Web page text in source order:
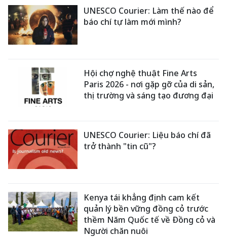
UNESCO Courier: Làm thế nào để
báo chí tự làm mới mình?
Hội chợ nghệ thuật Fine Arts
Paris 2026 - nơi gặp gỡ của di sản,
thị trường và sáng tạo đương đại
UNESCO Courier: Liệu báo chí đã
trở thành "tin cũ"?
Kenya tái khẳng định cam kết
quản lý bền vững đồng cỏ trước
thềm Năm Quốc tế về Đồng cỏ và
Người chăn nuôi